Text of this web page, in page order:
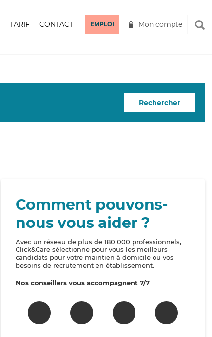
TARIF CONTACT EMPLOI Mon compte
Rechercher
Comment pouvons-
nous vous aider ?
Avec un réseau de plus de 180 000 professionnels,
Click&Care sélectionne pour vous les meilleurs
candidats pour votre maintien à domicile ou vos
besoins de recrutement en établissement.
Nos conseillers vous accompagnent 7/7